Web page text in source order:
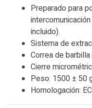
Preparado para
incluido).
Sistema de
Correa de
Cierre
Peso: 1500 ± 50
Homologación: